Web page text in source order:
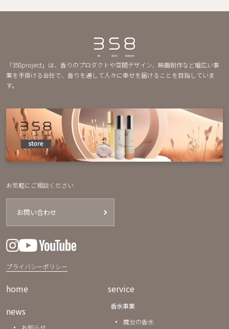
「358project」は、香りのプロダクトや空間デザイン、映画制作など幅広い事
業を手掛ける会社で、香りを通して人々に幸せを届けることを目指していま
す。
お気軽にご相談ください
お問い合わせ
プライバシーポリシー
home
news
service
香水事業
魔女の香水